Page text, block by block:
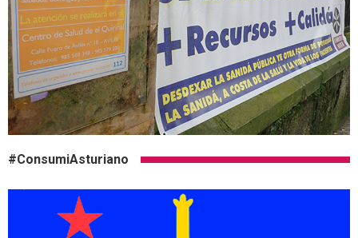
#ConsumiAsturiano